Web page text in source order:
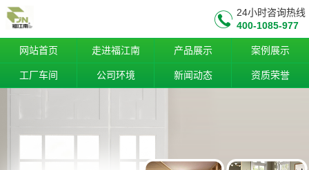
24小时咨询热线
400-1085-977
网站首页 走进福江南 产品展示 案例展示
工厂车间 公司环境 新闻动态 资质荣誉